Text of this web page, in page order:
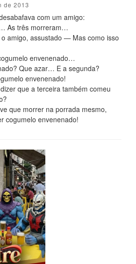
de 2013
com um amigo:
As três morreram…
amigo, assustado — Mas como isso
envenenado…
Que azar… E a segunda?
envenenado!
que a terceira também comeu
que morrer na porrada mesmo,
cogumelo envenenado!